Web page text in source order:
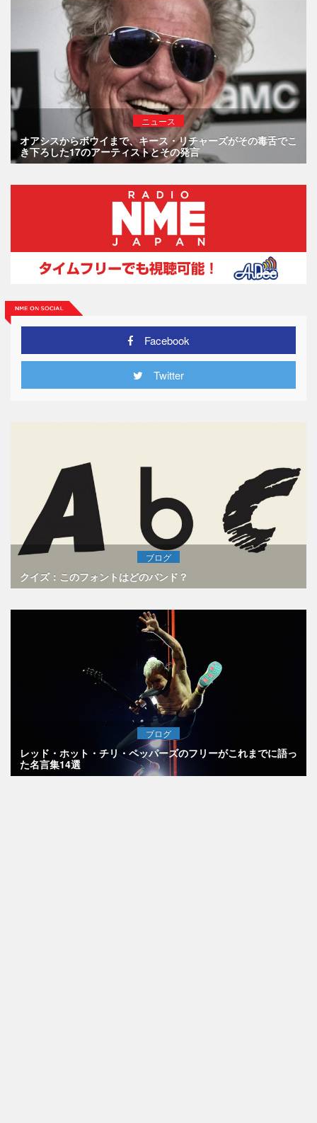
ニュース
オアシスからボウイまで、キース・リチャーズがその毒舌でこ
き下ろした17のアーティストとその発言
Facebook
Twitter
ブログ
クイズ：このフォントはどのバンド？
ブログ
レッド・ホット・チリ・ペッパーズのフリーがこれまでに語っ
た名言集14選